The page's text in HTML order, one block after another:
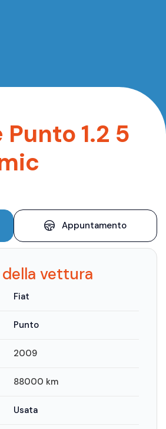
1.2 5
Appuntamento
vettura
Fiat
Punto
2009
88000 km
Usata